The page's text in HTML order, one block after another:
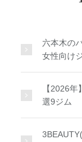
六本木の
女性向け
【2026
選9ジム